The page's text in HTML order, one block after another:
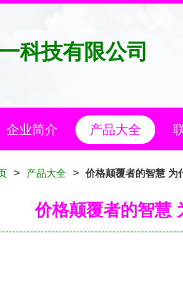
科技有限公司
企业简介 产品大全
> 产品大全 > 价格颠覆者的智慧 为
价格颠覆者的智慧